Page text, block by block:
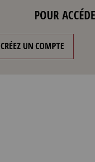
POUR
CRÉEZ UN COMPTE